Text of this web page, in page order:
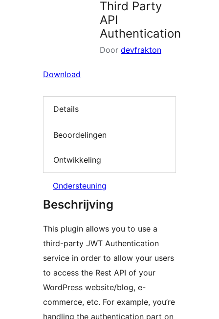
Third Party
API
Authentication
Door devfrakton
Download
Details
Beoordelingen
Ontwikkeling
Ondersteuning
Beschrijving
This plugin allows you to use a
third-party JWT Authentication
service in order to allow your users
to access the Rest API of your
WordPress website/blog, e-
commerce, etc. For example, you’re
handling the authentication part on